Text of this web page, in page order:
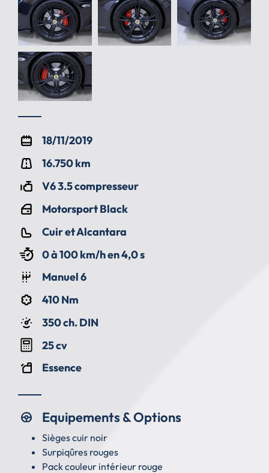
18/11/2019
16.750 km
V6 3.5 compresseur
Motorsport Black
Cuir et Alcantara
0 à 100 km/h en 4,0 s
Manuel 6
410 Nm
350 ch. DIN
25 cv
Essence
Equipements & Options
Sièges cuir noir
Surpiqûres rouges
Pack couleur intérieur rouge